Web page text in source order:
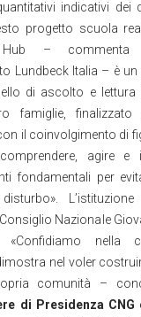
indicativi dei
progetto scuola
Hub – commenta
Lundbeck Italia – è
di ascolto e lettura
famiglie,
il coinvolgimento di
agire
fondamentali per
L’istituzione
Nazionale
«Confidiamo nella
nel voler
comunità –
di Presidenza CNG